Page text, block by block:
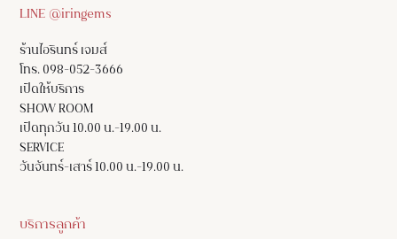
LINE @iringems
ร้านไอรินทร์ เจมส์
โทร. 098-052-3666
เปิดให้บริการ
SHOW ROOM
เปิดทุกวัน 10.00 น.-19.00 น.
SERVICE
วันจันทร์-เสาร์ 10.00 น.-19.00 น.
บริการลูกค้า